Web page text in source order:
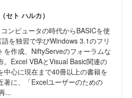
セト ハルカ）
ンピュータの時代からBASICを使
語を独習で学びWindows 3.1のフリ
を作成、NiftyServeのフォーラムな
。Excel VBAとVisual Basic関連の
中心に現在まで40冊以上の書籍を
著に、「Excelユーザーのための
...